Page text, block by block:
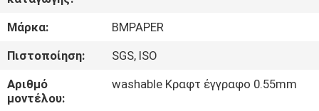
ΕΠΙΣΚΕΨΉ
ΕΡΓΟΣΤΑΣΊΟΥ
ΈΛΕΓΧΟΣ
Μάρκα:
BMPAPER
Πιστοποίηση:
SGS, ISO
Αριθμό
μοντέλου:
washable Κραφτ έγγραφο 0.55mm